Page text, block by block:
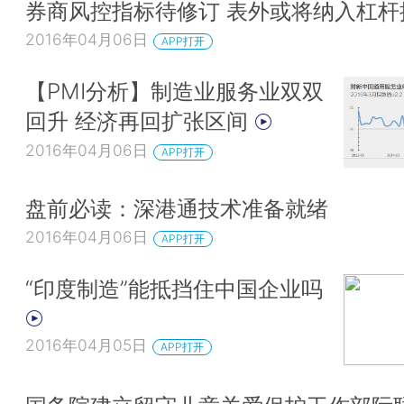
券商风控指标待修订 表外或将纳入杠
2016年04月06日 APP打开
【PMI分析】制造业服务业双双
回升 经济再回扩张区间
2016年04月06日 APP打开
盘前必读：深港通技术准备就绪
2016年04月06日 APP打开
“印度制造”能抵挡住中国企业吗
2016年04月05日 APP打开